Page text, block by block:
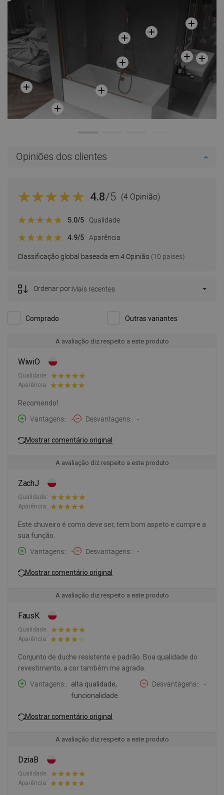
Opiniões dos clientes
4.8/5 (4 Opinião)
Classificação global baseada em 4 Opinião (10 países)
5.0/5 Qualidade
4.9/5 Aparência
Comprado Outras variantes
Ordenar por:Mais recentes
A avaliação diz respeito a este produto
WiwiO
Qualidade:
Aparência:
Recomendo!
Vantagens:
- Desvantagens: -
Mostrar comentário original
A avaliação diz respeito a este produto
ZachJ
Qualidade:
Aparência:
Este chuveiro é como deve ser, tem bom aspeto e cumpre a
sua função.
Vantagens:
- Desvantagens: -
Mostrar comentário original
A avaliação diz respeito a este produto
FausK
Qualidade:
Aparência:
Conjunto de duche resistente e padrão. Boa qualidade do
revestimento, a cor também me agrada.
Vantagens:
alta qualidade,
funcionalidade.
Desvantagens: -
Mostrar comentário original
A avaliação diz respeito a este produto
DziaB
Qualidade:
Aparência: